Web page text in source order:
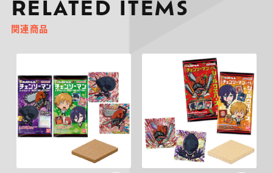
RELATED ITEMS
関連商品